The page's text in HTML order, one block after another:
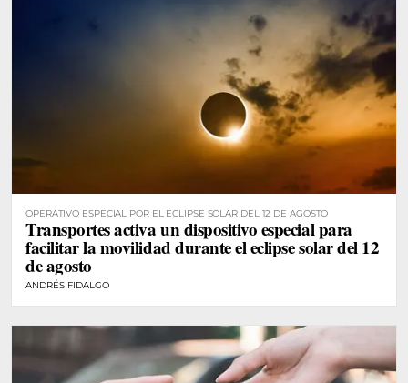
OPERATIVO ESPECIAL POR EL ECLIPSE SOLAR DEL 12 DE AGOSTO
Transportes activa un dispositivo especial para
facilitar la movilidad durante el eclipse solar del 12
de agosto
ANDRÉS FIDALGO